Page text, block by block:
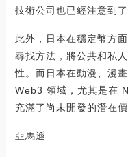
技術公司也已經注意到了
此外，日本在穩定幣方
尋找方法，將公共和私
性。而日本在動漫、漫
Web3 領域，尤其是在
充滿了尚未開發的潛在
亞馬遜